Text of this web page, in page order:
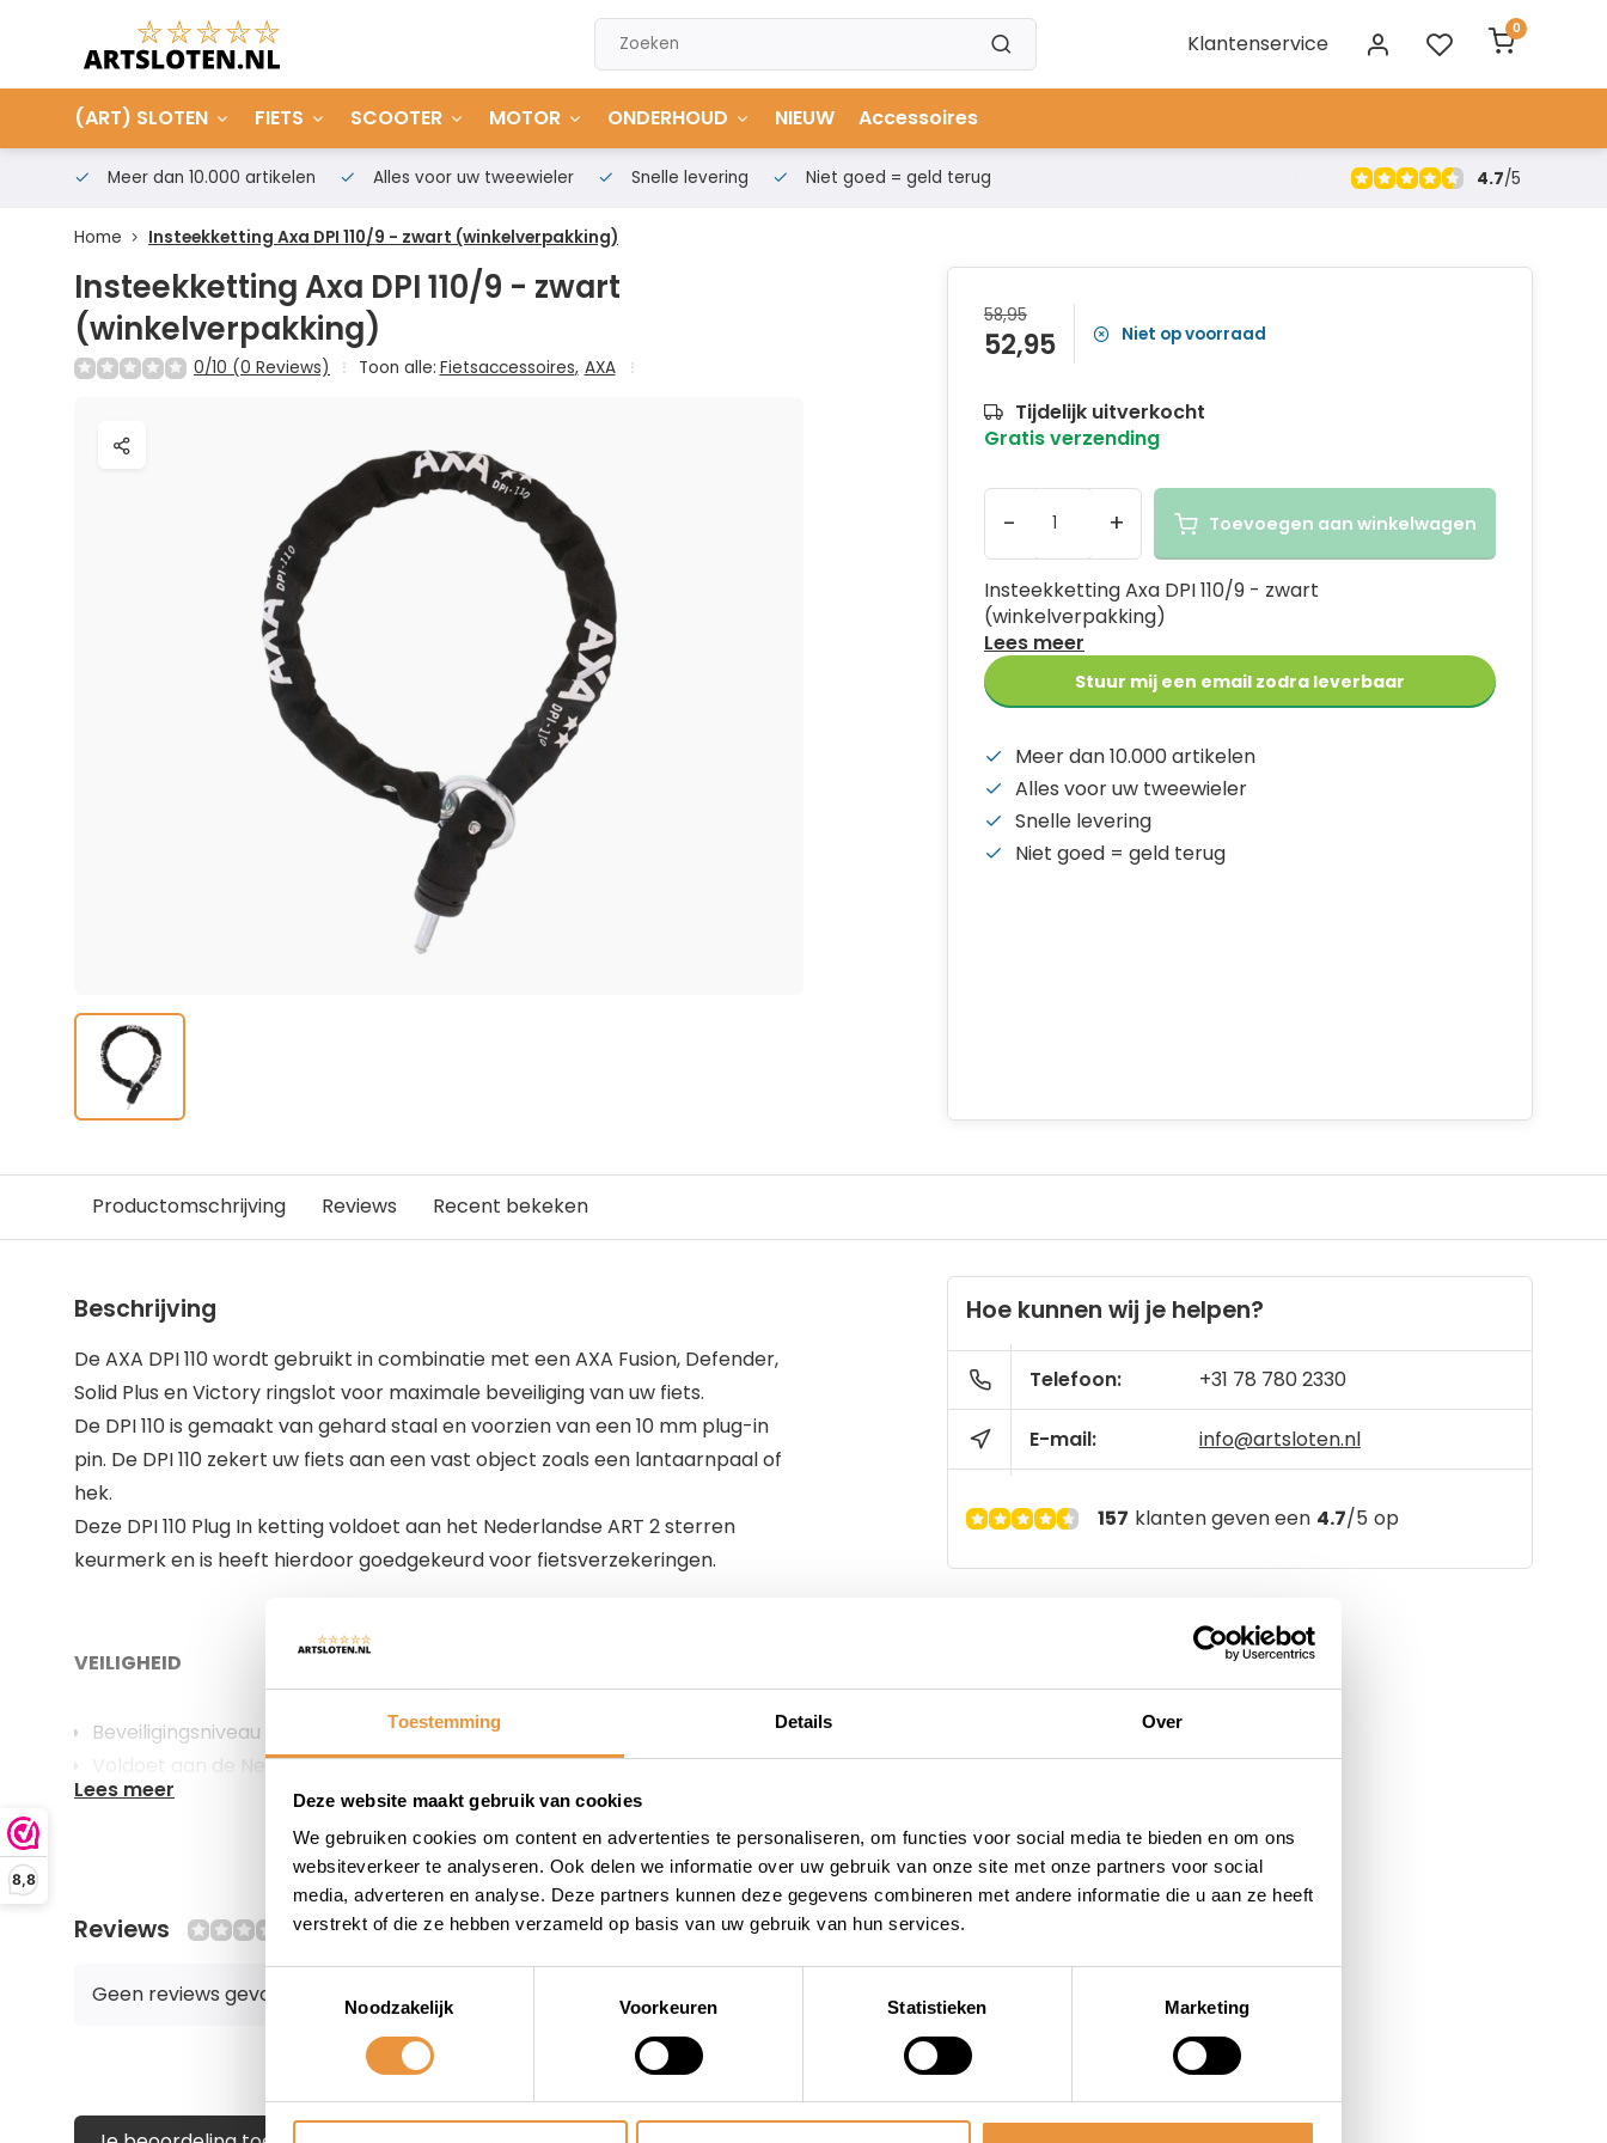
Toestemming Details Over
Deze website maakt gebruik van cookies
We gebruiken cookies om content en advertenties te personaliseren, om functies voor social media te bieden en om ons
websiteverkeer te analyseren. Ook delen we informatie over uw gebruik van onze site met onze partners voor social
media, adverteren en analyse. Deze partners kunnen deze gegevens combineren met andere informatie die u aan ze heeft
verstrekt of die ze hebben verzameld op basis van uw gebruik van hun services.
Noodzakelijk
Voorkeuren Statistieken Marketing
8,8
Klantenservice
0
(ART) SLOTEN FIETS SCOOTER MOTOR ONDERHOUD NIEUW Accessoires
Meer dan 10.000 artikelen Alles voor uw tweewieler Snelle levering Niet goed = geld terug 4.7/5
Home Insteekketting Axa DPI 110/9 - zwart (winkelverpakking)
Insteekketting Axa DPI 110/9 - zwart
(winkelverpakking)
0/10 (0 Reviews) Toon alle: Fietsaccessoires, AXA
58,95
52,95 Niet op voorraad
Tijdelijk uitverkocht
Gratis verzending
- + Toevoegen aan winkelwagen
Insteekketting Axa DPI 110/9 - zwart
(winkelverpakking)
Lees meer
Stuur mij een email zodra leverbaar
Meer dan 10.000 artikelen
Alles voor uw tweewieler
Snelle levering
Niet goed = geld terug
Productomschrijving Reviews Recent bekeken
Beschrijving
De AXA DPI 110 wordt gebruikt in combinatie met een AXA Fusion, Defender,
Solid Plus en Victory ringslot voor maximale beveiliging van uw fiets.
De DPI 110 is gemaakt van gehard staal en voorzien van een 10 mm plug-in
pin. De DPI 110 zekert uw fiets aan een vast object zoals een lantaarnpaal of
hek.
Deze DPI 110 Plug In ketting voldoet aan het Nederlandse ART 2 sterren
keurmerk en is heeft hierdoor goedgekeurd voor fietsverzekeringen.
VEILIGHEID
Beveiligingsniveau 15
Voldoet aan de Nederlandse ART 2 sterren norm
Met één handeling wordt uw fiets afgesloten met 2 sloten
Wordt gebruikt in combinatie met de veiligheidssloten AXA Fusion,
Defender of Solid Plus
Sterke polyester hoes ter voorkoming van beschadiging
Lees meer
Reviews 0/10
Geen reviews gevonden
Hoe kunnen wij je helpen?
Telefoon: +31 78 780 2330
E-mail: info@artsloten.nl
157 klanten geven een 4.7/5 op